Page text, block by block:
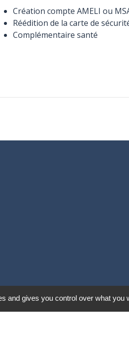
Création compte AMELI ou
Réédition de la carte de
Complémentaire santé
and gives you control over what you